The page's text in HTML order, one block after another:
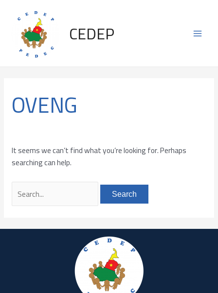
content
CEDEP
OVENG
It seems we can’t find what you’re looking for. Perhaps
searching can help.
for: